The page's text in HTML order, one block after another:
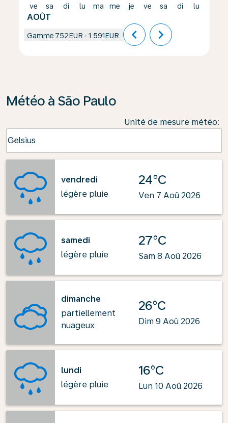
ve
AOÛT
sa di lu ma me je ve sa di lu
Gamme 752EUR -1 591EUR chevron_left chevron_right
Météo à São Paulo
Unité de mesure météo:
Celsius
keyboard_arrow_down
vendredi
légère pluie
24°C
Ven 7 Aoû 2026
samedi
légère pluie
27°C
Sam 8 Aoû 2026
dimanche
partiellement
nuageux
26°C
Dim 9 Aoû 2026
lundi
légère pluie
16°C
Lun 10 Aoû 2026